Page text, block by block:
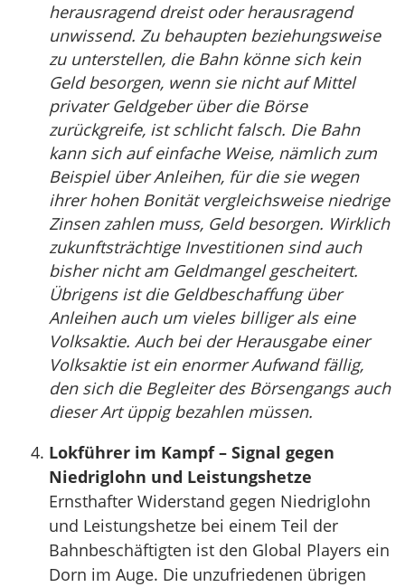
herausragend dreist oder herausragend
unwissend. Zu behaupten beziehungsweise
zu unterstellen, die Bahn könne sich kein
Geld besorgen, wenn sie nicht auf Mittel
privater Geldgeber über die Börse
zurückgreife, ist schlicht falsch. Die Bahn
kann sich auf einfache Weise, nämlich zum
Beispiel über Anleihen, für die sie wegen
ihrer hohen Bonität vergleichsweise niedrige
Zinsen zahlen muss, Geld besorgen. Wirklich
zukunftsträchtige Investitionen sind auch
bisher nicht am Geldmangel gescheitert.
Übrigens ist die Geldbeschaffung über
Anleihen auch um vieles billiger als eine
Volksaktie. Auch bei der Herausgabe einer
Volksaktie ist ein enormer Aufwand fällig,
den sich die Begleiter des Börsengangs auch
dieser Art üppig bezahlen müssen.
Lokführer im Kampf – Signal gegen
Niedriglohn und Leistungshetze
Ernsthafter Widerstand gegen Niedriglohn
und Leistungshetze bei einem Teil der
Bahnbeschäftigten ist den Global Players ein
Dorn im Auge. Die unzufriedenen übrigen